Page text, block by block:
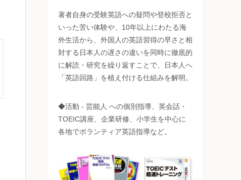
著者自身の受験英語への疑問や登校拒否と
いった苦い体験や、10年以上にわたる海
外生活から、外国人の英語習得の早さと相
対する日本人の遅さの違いを同時に徹底的
に解読・研究を繰り返すことで、日本人へ
「英語回路」を植え付ける仕組みを解明。
◆活動 - 芸能人 への個別指導、英会話・
TOEIC講座、企業研修、小学生を中心に
各地でボランティア英語指導など。